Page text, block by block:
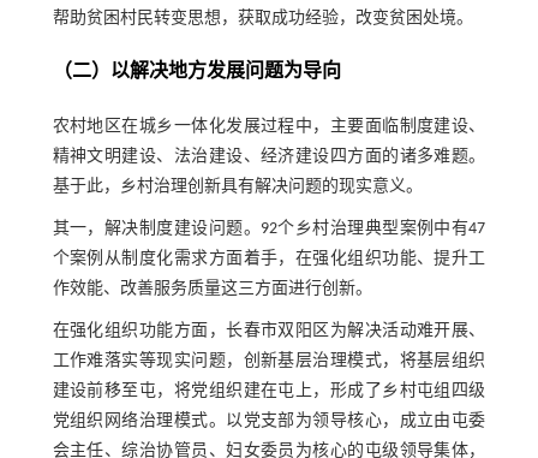
帮助贫困村民转变思想，获取成功经验，改变贫困处境。
（二）以解决地方发展问题为导向
农村地区在城乡一体化发展过程中，主要面临制度建设、
精神文明建设、法治建设、经济建设四方面的诸多难题。
基于此，乡村治理创新具有解决问题的现实意义。
其一，解决制度建设问题。92个乡村治理典型案例中有47
个案例从制度化需求方面着手，在强化组织功能、提升工
作效能、改善服务质量这三方面进行创新。
在强化组织功能方面，长春市双阳区为解决活动难开展、
工作难落实等现实问题，创新基层治理模式，将基层组织
建设前移至屯，将党组织建在屯上，形成了乡村屯组四级
党组织网络治理模式。以党支部为领导核心，成立由屯委
会主任、综治协管员、妇女委员为核心的屯级领导集体，